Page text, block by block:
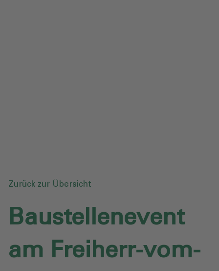
Zurück zur Übersicht
Baustellenevent
am Freiherr-vom-